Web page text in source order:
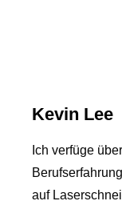
Kevin Lee
Ich verfüge
auf